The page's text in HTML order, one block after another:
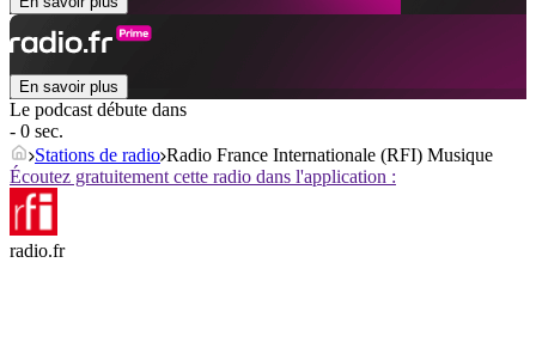
En savoir plus
Le podcast débute dans
- 0 sec.
Stations de radio Radio France Internationale (RFI) Musique
Écoutez gratuitement cette radio dans l'application :
radio.fr